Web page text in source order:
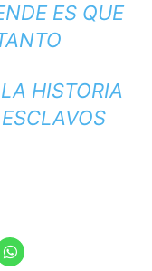
ES QUE
HISTORIA